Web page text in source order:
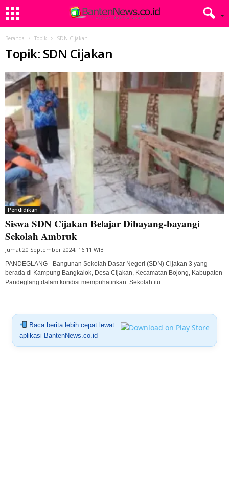
Beranda Topik SDN Cijakan
Topik: SDN Cijakan
Pendidikan
Siswa SDN Cijakan Belajar Dibayang-bayangi
Sekolah Ambruk
Jumat 20 September 2024, 16:11 WIB
PANDEGLANG - Bangunan Sekolah Dasar Negeri (SDN) Cijakan 3 yang
berada di Kampung Bangkalok, Desa Cijakan, Kecamatan Bojong, Kabupaten
Pandeglang dalam kondisi memprihatinkan. Sekolah itu...
Baca berita lebih cepat lewat
aplikasi BantenNews.co.id